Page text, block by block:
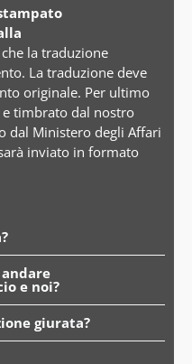
la traduzione
La traduzione deve
originale. Per ultimo
timbrato dal nostro
dal Ministero degli Affari
inviato in formato
e noi?
giurata?